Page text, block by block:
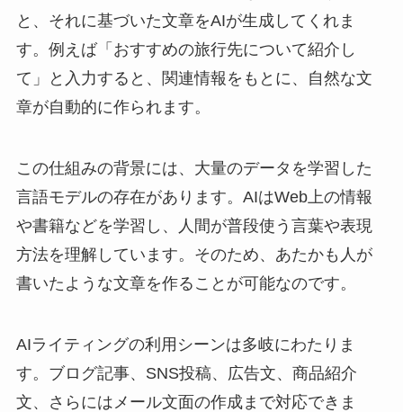
と、それに基づいた文章をAIが生成してくれま
す。例えば「おすすめの旅行先について紹介し
て」と入力すると、関連情報をもとに、自然な文
章が自動的に作られます。
この仕組みの背景には、大量のデータを学習した
言語モデルの存在があります。AIはWeb上の情報
や書籍などを学習し、人間が普段使う言葉や表現
方法を理解しています。そのため、あたかも人が
書いたような文章を作ることが可能なのです。
AIライティングの利用シーンは多岐にわたりま
す。ブログ記事、SNS投稿、広告文、商品紹介
文、さらにはメール文面の作成まで対応できま